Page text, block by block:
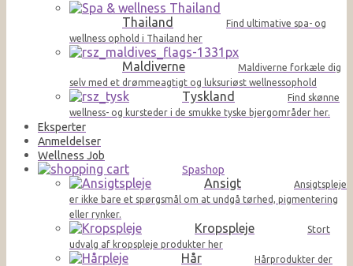
Thailand
Find ultimative spa- og
wellness ophold i Thailand her
Maldiverne
Maldiverne forkæle dig
selv med et drømmeagtigt og luksuriøst wellnessophold
Tyskland
Find skønne
wellness- og kursteder i de smukke tyske bjergområder her.
Eksperter
Anmeldelser
Wellness Job
Spashop
Ansigt
Ansigtspleje
er ikke bare et spørgsmål om at undgå tørhed, pigmentering
eller rynker.
Kropspleje
Stort
udvalg af kropspleje produkter her
Hår
Hårprodukter der